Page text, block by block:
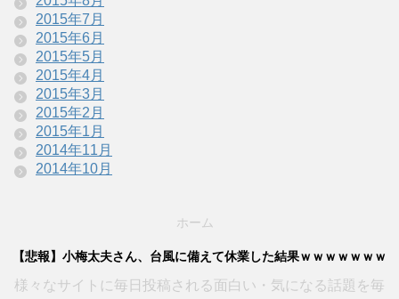
2015年7月
2015年6月
2015年5月
2015年4月
2015年3月
2015年2月
2015年1月
2014年11月
2014年10月
ホーム
【悲報】小梅太夫さん、台風に備えて休業した結果ｗｗｗｗｗｗｗ
様々なサイトに毎日投稿される面白い・気になる話題を毎